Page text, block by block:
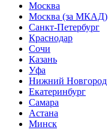
Москва
Москва (за МКАД)
Санкт-Петербург
Краснодар
Сочи
Казань
Уфа
Нижний Новгород
Екатеринбург
Самара
Астана
Минск